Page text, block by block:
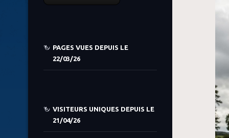
PAGES VUES DEPUIS LE
22/03/26
VISITEURS UNIQUES DEPUIS LE
21/04/26